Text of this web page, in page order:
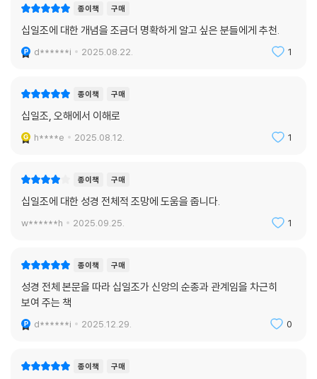
이 책을 읽고 십일조 내는 손이 행복하기를, 십일조로 목회자가 살고, 교회
영혼의 갈망이 다시 숨 쉬길 고대한다.
- 김대웅 (총신대학교 신학대학원 구약 교수)
신을 깊이 탐구한 책이다.
십일조의 필요, 의미, 유익, 삶의 현장을 위한 적용에 관심 있는 목회자와
- 김희석 (총신대학교 신학대학원 구약 교수)
종이책 구매
십일조에 대한 개념을 조금더 명확하게 알고 싶은 분들에게 추천.
d******i 2025.08.22. 1
종이책 구매
십일조, 오해에서 이해로
h****e 2025.08.12. 1
종이책 구매
십일조에 대한 성경 전체적 조망에 도움을 줍니다.
w******h 2025.09.25. 1
종이책 구매
성경 전체 본문을 따라 십일조가 신앙의 순종과 관계임을 차근히
보여 주는 책
d******i 2025.12.29. 0
종이책 구매